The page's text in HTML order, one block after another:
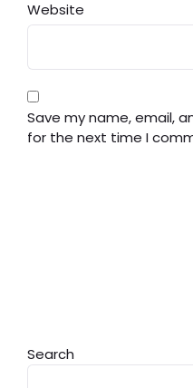
Website
Save my name, email,
for the next time I
Search